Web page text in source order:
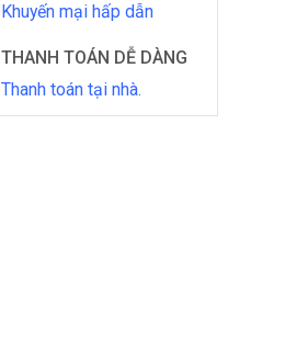
Khuyến mại hấp dẫn
THANH TOÁN DỄ DÀNG
Thanh toán tại nhà.